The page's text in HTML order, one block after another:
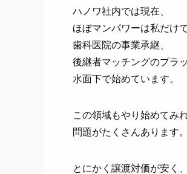
ハノワ社内では現在、
ほぼマンパワーは私だけで
歯科医院の事業承継、
後継者マッチングのプラ
水面下で始めています。
この領域もやり始めてみれ
問題がたくさんあります。
とにかく譲渡対価が安く、